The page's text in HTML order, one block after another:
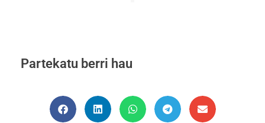
Partekatu berri hau